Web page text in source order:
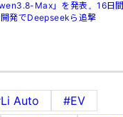
Max」を発表。16日
発でDeepseekら追撃
Auto
#EV